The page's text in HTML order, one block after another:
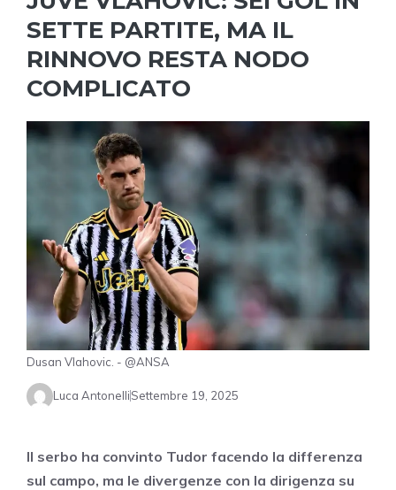
SETTE PARTITE, MA IL
RINNOVO RESTA NODO
COMPLICATO
Dusan Vlahovic. - @ANSA
Luca AntonelliSettembre 19, 2025
Il serbo ha convinto Tudor facendo la differenza
sul campo, ma le divergenze con la dirigenza su